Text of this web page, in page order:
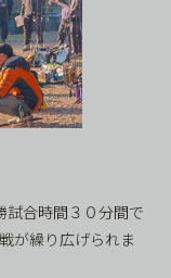
試合時間３０分間で
が繰り広げられま